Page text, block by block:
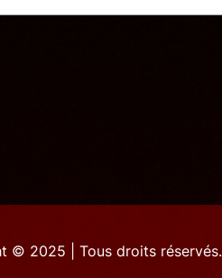
© 2025 | Tous droits réservés.